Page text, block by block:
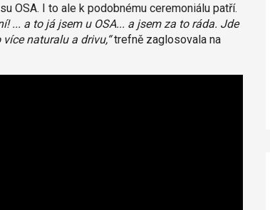
OSA. I to ale k podobnému ceremoniálu patří.
... a to já jsem u OSA... a jsem za to ráda. Jde
naturalu a drivu,“ trefně zaglosovala na